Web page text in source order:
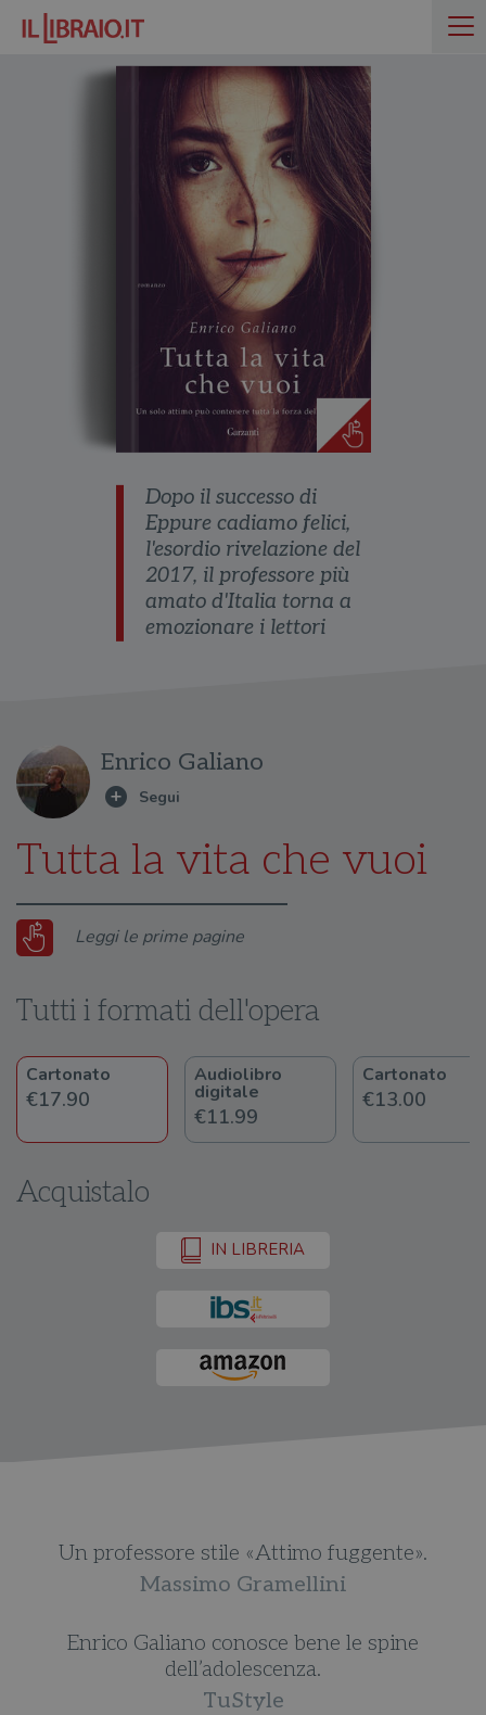
Dopo il successo di
Eppure cadiamo felici,
l'esordio rivelazione del
2017, il professore più
amato d'Italia torna a
emozionare i lettori
Enrico Galiano
Tutta la vita che vuoi
Leggi le prime pagine
Tutti i formati dell'opera
Cartonato
€17.90
Audiolibro
digitale
€11.99
Cartonato
€13.00
Acquistalo
IN LIBRERIA
Un professore stile «Attimo fuggente».
Massimo Gramellini
Enrico Galiano conosce bene le spine
dell’adolescenza.
TuStyle